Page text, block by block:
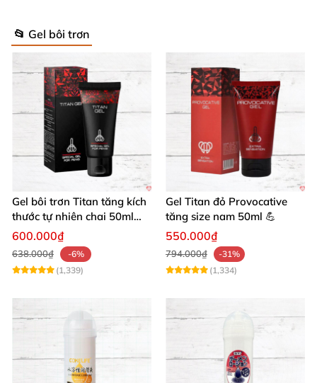
📂 Gel bôi trơn
Gel bôi trơn Titan tăng kích
thước tự nhiên chai 50ml
siêu mạnh
600.000₫
638.000₫
-6%
(1,339)
Gel Titan đỏ Provocative
tăng size nam 50ml 💪
550.000₫
794.000₫
-31%
(1,334)